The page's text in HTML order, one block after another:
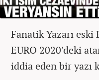
Fanatik Yazarı
EURO 2020'deki
iddia eden bir yazı